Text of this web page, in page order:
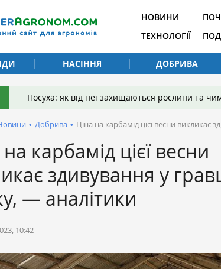
НОВИНИ
ТЕХНОЛОГІЇ
НАСІННЯ ДОБРИВА
Посуха: як від неї захищаються рослини та
• Добрива • Ціна на карбамід цієї весни викликає
карбамід цієї весни
здивування у
— аналітики
10:42